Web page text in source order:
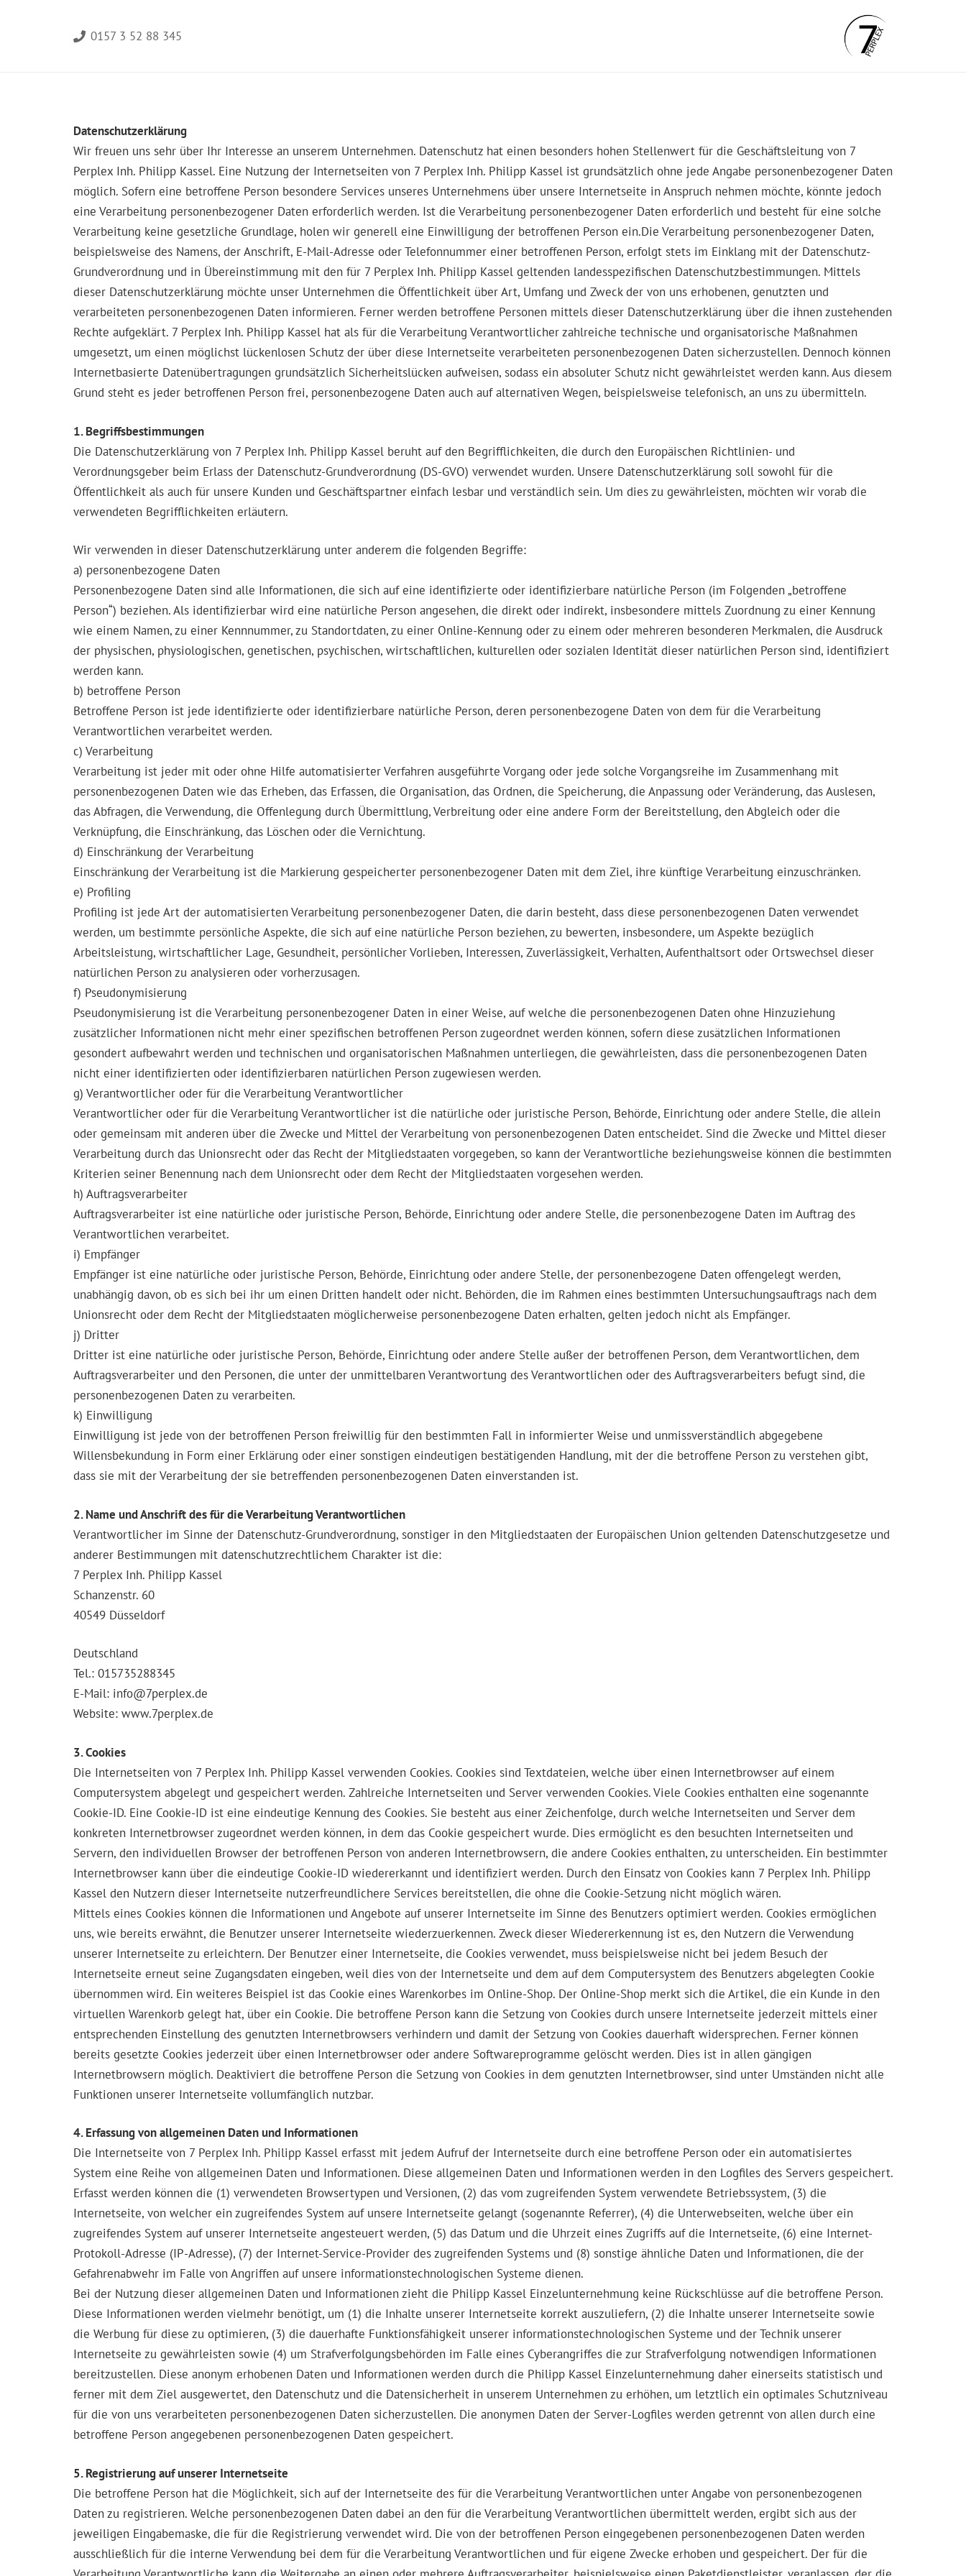
0157 3 52 88 345
Datenschutzerklärung
Wir freuen uns sehr über Ihr Interesse an unserem Unternehmen. Datenschutz hat einen besonders hohen Stellenwert für die Geschäftsleitung von 7
Perplex Inh. Philipp Kassel. Eine Nutzung der Internetseiten von 7 Perplex Inh. Philipp Kassel ist grundsätzlich ohne jede Angabe personenbezogener Daten
möglich. Sofern eine betroffene Person besondere Services unseres Unternehmens über unsere Internetseite in Anspruch nehmen möchte, könnte jedoch
eine Verarbeitung personenbezogener Daten erforderlich werden. Ist die Verarbeitung personenbezogener Daten erforderlich und besteht für eine solche
Verarbeitung keine gesetzliche Grundlage, holen wir generell eine Einwilligung der betroffenen Person ein.Die Verarbeitung personenbezogener Daten,
beispielsweise des Namens, der Anschrift, E-Mail-Adresse oder Telefonnummer einer betroffenen Person, erfolgt stets im Einklang mit der Datenschutz-
Grundverordnung und in Übereinstimmung mit den für 7 Perplex Inh. Philipp Kassel geltenden landesspezifischen Datenschutzbestimmungen. Mittels
dieser Datenschutzerklärung möchte unser Unternehmen die Öffentlichkeit über Art, Umfang und Zweck der von uns erhobenen, genutzten und
verarbeiteten personenbezogenen Daten informieren. Ferner werden betroffene Personen mittels dieser Datenschutzerklärung über die ihnen zustehenden
Rechte aufgeklärt. 7 Perplex Inh. Philipp Kassel hat als für die Verarbeitung Verantwortlicher zahlreiche technische und organisatorische Maßnahmen
umgesetzt, um einen möglichst lückenlosen Schutz der über diese Internetseite verarbeiteten personenbezogenen Daten sicherzustellen. Dennoch können
Internetbasierte Datenübertragungen grundsätzlich Sicherheitslücken aufweisen, sodass ein absoluter Schutz nicht gewährleistet werden kann. Aus diesem
Grund steht es jeder betroffenen Person frei, personenbezogene Daten auch auf alternativen Wegen, beispielsweise telefonisch, an uns zu übermitteln.
1. Begriffsbestimmungen
Die Datenschutzerklärung von 7 Perplex Inh. Philipp Kassel beruht auf den Begrifflichkeiten, die durch den Europäischen Richtlinien- und
Verordnungsgeber beim Erlass der Datenschutz-Grundverordnung (DS-GVO) verwendet wurden. Unsere Datenschutzerklärung soll sowohl für die
Öffentlichkeit als auch für unsere Kunden und Geschäftspartner einfach lesbar und verständlich sein. Um dies zu gewährleisten, möchten wir vorab die
verwendeten Begrifflichkeiten erläutern.
Wir verwenden in dieser Datenschutzerklärung unter anderem die folgenden Begriffe:
a) personenbezogene Daten
Personenbezogene Daten sind alle Informationen, die sich auf eine identifizierte oder identifizierbare natürliche Person (im Folgenden „betroffene
Person“) beziehen. Als identifizierbar wird eine natürliche Person angesehen, die direkt oder indirekt, insbesondere mittels Zuordnung zu einer Kennung
wie einem Namen, zu einer Kennnummer, zu Standortdaten, zu einer Online-Kennung oder zu einem oder mehreren besonderen Merkmalen, die Ausdruck
der physischen, physiologischen, genetischen, psychischen, wirtschaftlichen, kulturellen oder sozialen Identität dieser natürlichen Person sind, identifiziert
werden kann.
b) betroffene Person
Betroffene Person ist jede identifizierte oder identifizierbare natürliche Person, deren personenbezogene Daten von dem für die Verarbeitung
Verantwortlichen verarbeitet werden.
c) Verarbeitung
Verarbeitung ist jeder mit oder ohne Hilfe automatisierter Verfahren ausgeführte Vorgang oder jede solche Vorgangsreihe im Zusammenhang mit
personenbezogenen Daten wie das Erheben, das Erfassen, die Organisation, das Ordnen, die Speicherung, die Anpassung oder Veränderung, das Auslesen,
das Abfragen, die Verwendung, die Offenlegung durch Übermittlung, Verbreitung oder eine andere Form der Bereitstellung, den Abgleich oder die
Verknüpfung, die Einschränkung, das Löschen oder die Vernichtung.
d) Einschränkung der Verarbeitung
Einschränkung der Verarbeitung ist die Markierung gespeicherter personenbezogener Daten mit dem Ziel, ihre künftige Verarbeitung einzuschränken.
e) Profiling
Profiling ist jede Art der automatisierten Verarbeitung personenbezogener Daten, die darin besteht, dass diese personenbezogenen Daten verwendet
werden, um bestimmte persönliche Aspekte, die sich auf eine natürliche Person beziehen, zu bewerten, insbesondere, um Aspekte bezüglich
Arbeitsleistung, wirtschaftlicher Lage, Gesundheit, persönlicher Vorlieben, Interessen, Zuverlässigkeit, Verhalten, Aufenthaltsort oder Ortswechsel dieser
natürlichen Person zu analysieren oder vorherzusagen.
f) Pseudonymisierung
Pseudonymisierung ist die Verarbeitung personenbezogener Daten in einer Weise, auf welche die personenbezogenen Daten ohne Hinzuziehung
zusätzlicher Informationen nicht mehr einer spezifischen betroffenen Person zugeordnet werden können, sofern diese zusätzlichen Informationen
gesondert aufbewahrt werden und technischen und organisatorischen Maßnahmen unterliegen, die gewährleisten, dass die personenbezogenen Daten
nicht einer identifizierten oder identifizierbaren natürlichen Person zugewiesen werden.
g) Verantwortlicher oder für die Verarbeitung Verantwortlicher
Verantwortlicher oder für die Verarbeitung Verantwortlicher ist die natürliche oder juristische Person, Behörde, Einrichtung oder andere Stelle, die allein
oder gemeinsam mit anderen über die Zwecke und Mittel der Verarbeitung von personenbezogenen Daten entscheidet. Sind die Zwecke und Mittel dieser
Verarbeitung durch das Unionsrecht oder das Recht der Mitgliedstaaten vorgegeben, so kann der Verantwortliche beziehungsweise können die bestimmten
Kriterien seiner Benennung nach dem Unionsrecht oder dem Recht der Mitgliedstaaten vorgesehen werden.
h) Auftragsverarbeiter
Auftragsverarbeiter ist eine natürliche oder juristische Person, Behörde, Einrichtung oder andere Stelle, die personenbezogene Daten im Auftrag des
Verantwortlichen verarbeitet.
i) Empfänger
Empfänger ist eine natürliche oder juristische Person, Behörde, Einrichtung oder andere Stelle, der personenbezogene Daten offengelegt werden,
unabhängig davon, ob es sich bei ihr um einen Dritten handelt oder nicht. Behörden, die im Rahmen eines bestimmten Untersuchungsauftrags nach dem
Unionsrecht oder dem Recht der Mitgliedstaaten möglicherweise personenbezogene Daten erhalten, gelten jedoch nicht als Empfänger.
j) Dritter
Dritter ist eine natürliche oder juristische Person, Behörde, Einrichtung oder andere Stelle außer der betroffenen Person, dem Verantwortlichen, dem
Auftragsverarbeiter und den Personen, die unter der unmittelbaren Verantwortung des Verantwortlichen oder des Auftragsverarbeiters befugt sind, die
personenbezogenen Daten zu verarbeiten.
k) Einwilligung
Einwilligung ist jede von der betroffenen Person freiwillig für den bestimmten Fall in informierter Weise und unmissverständlich abgegebene
Willensbekundung in Form einer Erklärung oder einer sonstigen eindeutigen bestätigenden Handlung, mit der die betroffene Person zu verstehen gibt,
dass sie mit der Verarbeitung der sie betreffenden personenbezogenen Daten einverstanden ist.
2. Name und Anschrift des für die Verarbeitung Verantwortlichen
Verantwortlicher im Sinne der Datenschutz-Grundverordnung, sonstiger in den Mitgliedstaaten der Europäischen Union geltenden Datenschutzgesetze und
anderer Bestimmungen mit datenschutzrechtlichem Charakter ist die:
7 Perplex Inh. Philipp Kassel
Schanzenstr. 60
40549 Düsseldorf
Deutschland
Tel.: 015735288345
E-Mail: info@7perplex.de
Website: www.7perplex.de
3. Cookies
Die Internetseiten von 7 Perplex Inh. Philipp Kassel verwenden Cookies. Cookies sind Textdateien, welche über einen Internetbrowser auf einem
Computersystem abgelegt und gespeichert werden. Zahlreiche Internetseiten und Server verwenden Cookies. Viele Cookies enthalten eine sogenannte
Cookie-ID. Eine Cookie-ID ist eine eindeutige Kennung des Cookies. Sie besteht aus einer Zeichenfolge, durch welche Internetseiten und Server dem
konkreten Internetbrowser zugeordnet werden können, in dem das Cookie gespeichert wurde. Dies ermöglicht es den besuchten Internetseiten und
Servern, den individuellen Browser der betroffenen Person von anderen Internetbrowsern, die andere Cookies enthalten, zu unterscheiden. Ein bestimmter
Internetbrowser kann über die eindeutige Cookie-ID wiedererkannt und identifiziert werden. Durch den Einsatz von Cookies kann 7 Perplex Inh. Philipp
Kassel den Nutzern dieser Internetseite nutzerfreundlichere Services bereitstellen, die ohne die Cookie-Setzung nicht möglich wären.
Mittels eines Cookies können die Informationen und Angebote auf unserer Internetseite im Sinne des Benutzers optimiert werden. Cookies ermöglichen
uns, wie bereits erwähnt, die Benutzer unserer Internetseite wiederzuerkennen. Zweck dieser Wiedererkennung ist es, den Nutzern die Verwendung
unserer Internetseite zu erleichtern. Der Benutzer einer Internetseite, die Cookies verwendet, muss beispielsweise nicht bei jedem Besuch der
Internetseite erneut seine Zugangsdaten eingeben, weil dies von der Internetseite und dem auf dem Computersystem des Benutzers abgelegten Cookie
übernommen wird. Ein weiteres Beispiel ist das Cookie eines Warenkorbes im Online-Shop. Der Online-Shop merkt sich die Artikel, die ein Kunde in den
virtuellen Warenkorb gelegt hat, über ein Cookie. Die betroffene Person kann die Setzung von Cookies durch unsere Internetseite jederzeit mittels einer
entsprechenden Einstellung des genutzten Internetbrowsers verhindern und damit der Setzung von Cookies dauerhaft widersprechen. Ferner können
bereits gesetzte Cookies jederzeit über einen Internetbrowser oder andere Softwareprogramme gelöscht werden. Dies ist in allen gängigen
Internetbrowsern möglich. Deaktiviert die betroffene Person die Setzung von Cookies in dem genutzten Internetbrowser, sind unter Umständen nicht alle
Funktionen unserer Internetseite vollumfänglich nutzbar.
4. Erfassung von allgemeinen Daten und Informationen
Die Internetseite von 7 Perplex Inh. Philipp Kassel erfasst mit jedem Aufruf der Internetseite durch eine betroffene Person oder ein automatisiertes
System eine Reihe von allgemeinen Daten und Informationen. Diese allgemeinen Daten und Informationen werden in den Logfiles des Servers gespeichert.
Erfasst werden können die (1) verwendeten Browsertypen und Versionen, (2) das vom zugreifenden System verwendete Betriebssystem, (3) die
Internetseite, von welcher ein zugreifendes System auf unsere Internetseite gelangt (sogenannte Referrer), (4) die Unterwebseiten, welche über ein
zugreifendes System auf unserer Internetseite angesteuert werden, (5) das Datum und die Uhrzeit eines Zugriffs auf die Internetseite, (6) eine Internet-
Protokoll-Adresse (IP-Adresse), (7) der Internet-Service-Provider des zugreifenden Systems und (8) sonstige ähnliche Daten und Informationen, die der
Gefahrenabwehr im Falle von Angriffen auf unsere informationstechnologischen Systeme dienen.
Bei der Nutzung dieser allgemeinen Daten und Informationen zieht die Philipp Kassel Einzelunternehmung keine Rückschlüsse auf die betroffene Person.
Diese Informationen werden vielmehr benötigt, um (1) die Inhalte unserer Internetseite korrekt auszuliefern, (2) die Inhalte unserer Internetseite sowie
die Werbung für diese zu optimieren, (3) die dauerhafte Funktionsfähigkeit unserer informationstechnologischen Systeme und der Technik unserer
Internetseite zu gewährleisten sowie (4) um Strafverfolgungsbehörden im Falle eines Cyberangriffes die zur Strafverfolgung notwendigen Informationen
bereitzustellen. Diese anonym erhobenen Daten und Informationen werden durch die Philipp Kassel Einzelunternehmung daher einerseits statistisch und
ferner mit dem Ziel ausgewertet, den Datenschutz und die Datensicherheit in unserem Unternehmen zu erhöhen, um letztlich ein optimales Schutzniveau
für die von uns verarbeiteten personenbezogenen Daten sicherzustellen. Die anonymen Daten der Server-Logfiles werden getrennt von allen durch eine
betroffene Person angegebenen personenbezogenen Daten gespeichert.
5. Registrierung auf unserer Internetseite
Die betroffene Person hat die Möglichkeit, sich auf der Internetseite des für die Verarbeitung Verantwortlichen unter Angabe von personenbezogenen
Daten zu registrieren. Welche personenbezogenen Daten dabei an den für die Verarbeitung Verantwortlichen übermittelt werden, ergibt sich aus der
jeweiligen Eingabemaske, die für die Registrierung verwendet wird. Die von der betroffenen Person eingegebenen personenbezogenen Daten werden
ausschließlich für die interne Verwendung bei dem für die Verarbeitung Verantwortlichen und für eigene Zwecke erhoben und gespeichert. Der für die